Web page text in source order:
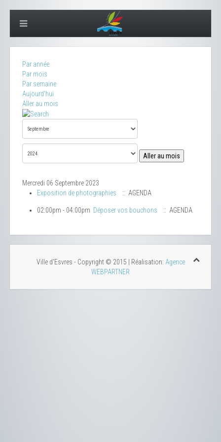
Par année
Par mois
Par semaine
Aujourd'hui
Aller au mois
Aller au mois
Mercredi 06 Septembre 2023
Exposition de photographies
:: AGENDA
02:00pm - 04:00pm Déposer vos bouchons :: AGENDA
Ville d'Esvres - Copyright © 2015 | Réalisation: Agence
WEBPARTNER